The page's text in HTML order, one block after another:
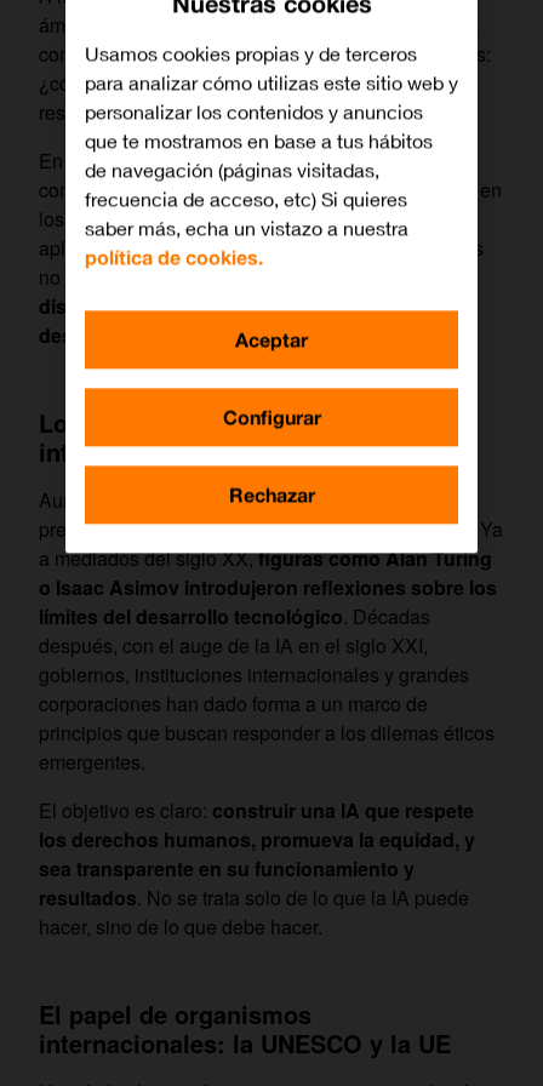
ámbitos como la salud, la educación, la justicia o la
comunicación, se hace imprescindible preguntarnos:
¿cómo aseguramos que su uso sea justo,
responsable y beneficioso?
En esta nueva era tecnológica, la ética ya no es un
complemento. Es una condición necesaria. Pensar en
los principios que deben guiar la creación y
aplicación de la IA es clave para que sus beneficios
no queden eclipsados
discriminación, la invasión de la privacidad o la
desinformación.
Los orígenes del debate ético en la
inteligencia artificial
Aunque hoy el debate esté en primera línea, la
preocupación por la ética tecnológica no es nueva. Ya
a mediados del siglo XX,figuras como Alan Turing
o Isaac Asimov introdujeron reflexiones sobre los
límites del desarrollo tecnológico. Décadas
después, con el auge de la IA en el siglo XXI,
gobiernos, instituciones internacionales y grandes
corporaciones han dado forma a un marco de
principios que buscan responder a los dilemas éticos
emergentes.
El objetivo es claro: construir una IA que respete
los derechos humanos, promueva la equidad, y
sea transparente en su funcionamiento y
resultados. No se trata solo de lo que la IA puede
hacer, sino de lo que debe hacer.
El papel de organismos
internacionales: la UNESCO y la UE
Usamos cookies propias y de terceros
para analizar cómo utilizas este sitio web y
personalizar los contenidos y anuncios
que te mostramos en base a tus hábitos
de navegación (páginas visitadas,
frecuencia de acceso, etc) Si quieres
saber más, echa un vistazo a nuestra
política de cookies.
Configurar
Rechazar
Aceptar